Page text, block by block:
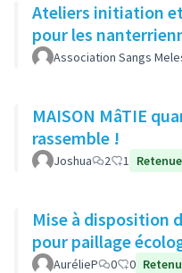
Ateliers initiation
pour les
Association Sangs
MAISON MâTIE
rassemble !
Joshua 2 1 Retenue
Mise à disposition
pour paillage
AurélieP 0 0